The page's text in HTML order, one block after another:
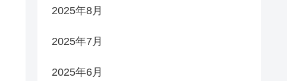
2025年8月
2025年7月
2025年6月